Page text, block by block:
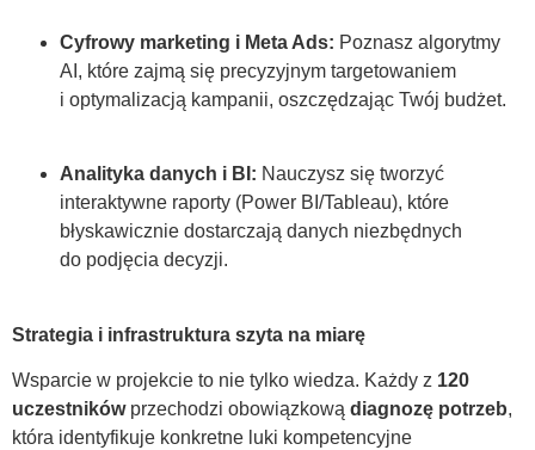
Cyfrowy marketing i Meta Ads: Poznasz algorytmy
AI, które zajmą się precyzyjnym targetowaniem
i optymalizacją kampanii, oszczędzając Twój budżet.
Analityka danych i BI: Nauczysz się tworzyć
interaktywne raporty (Power BI/Tableau), które
błyskawicznie dostarczają danych niezbędnych
do podjęcia decyzji.
Strategia i infrastruktura szyta na miarę
Wsparcie w projekcie to nie tylko wiedza. Każdy z 120
uczestnikówprzechodzi obowiązkową diagnozę potrzeb,
która identyfikuje konkretne luki kompetencyjne